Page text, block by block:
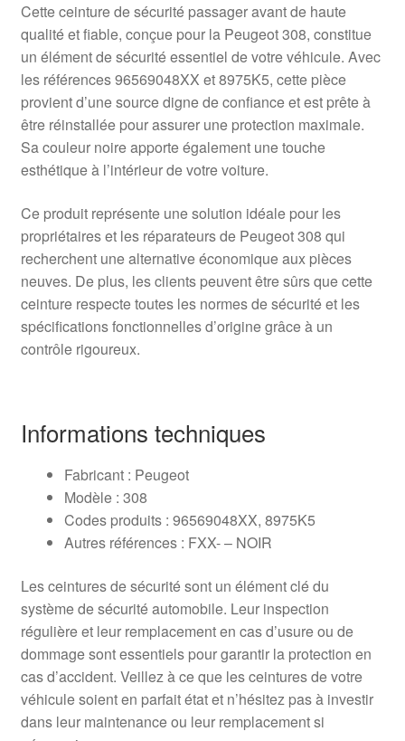
Cette ceinture de sécurité passager avant de haute
qualité et fiable, conçue pour la Peugeot 308, constitue
un élément de sécurité essentiel de votre véhicule. Avec
les références 96569048XX et 8975K5, cette pièce
provient d’une source digne de confiance et est prête à
être réinstallée pour assurer une protection maximale.
Sa couleur noire apporte également une touche
esthétique à l’intérieur de votre voiture.
Ce produit représente une solution idéale pour les
propriétaires et les réparateurs de Peugeot 308 qui
recherchent une alternative économique aux pièces
neuves. De plus, les clients peuvent être sûrs que cette
ceinture respecte toutes les normes de sécurité et les
spécifications fonctionnelles d’origine grâce à un
contrôle rigoureux.
Informations techniques
Fabricant : Peugeot
Modèle : 308
Codes produits : 96569048XX, 8975K5
Autres références : FXX- – NOIR
Les ceintures de sécurité sont un élément clé du
système de sécurité automobile. Leur inspection
régulière et leur remplacement en cas d’usure ou de
dommage sont essentiels pour garantir la protection en
cas d’accident. Veillez à ce que les ceintures de votre
véhicule soient en parfait état et n’hésitez pas à investir
dans leur maintenance ou leur remplacement si